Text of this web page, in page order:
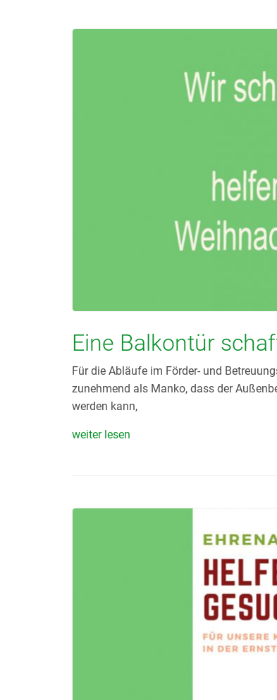
Eine Balkontür
Für die Abläufe im Förder- und
zunehmend als Manko, dass der
werden kann,
weiter lesen